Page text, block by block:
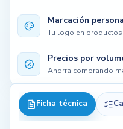
Marcación
Tu logo en
Precios por
Ahorra comprando
Ficha técnica